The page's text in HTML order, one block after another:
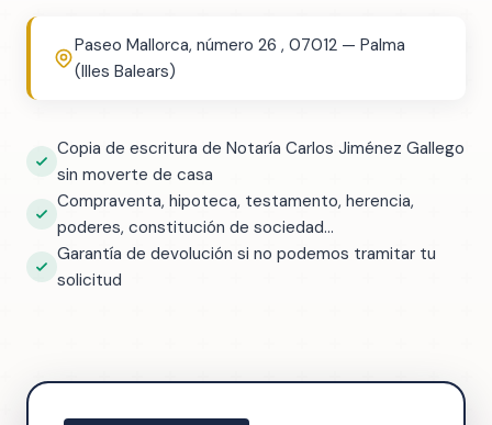
Paseo Mallorca, número 26 , 07012 — Palma
(Illes Balears)
Copia de escritura de Notaría Carlos Jiménez Gallego
sin moverte de casa
Compraventa, hipoteca, testamento, herencia,
poderes, constitución de sociedad...
Garantía de devolución si no podemos tramitar tu
solicitud